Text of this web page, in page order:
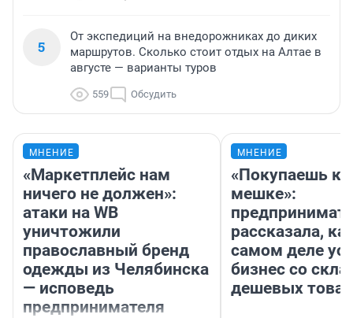
5
От экспедиций на внедорожниках до диких
маршрутов. Сколько стоит отдых на Алтае в
августе — варианты туров
559 Обсудить
МНЕНИЕ
«Маркетплейс нам
ничего не должен»:
атаки на WB
уничтожили
православный бренд
одежды из Челябинска
— исповедь
предпринимателя
МНЕНИЕ
«Покупаешь
мешке»:
рассказала,
самом деле
бизнес со
дешевых